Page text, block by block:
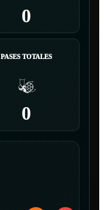
0
PASES TOTALES
0